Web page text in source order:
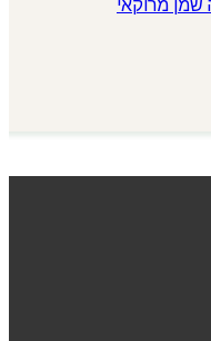
מרוקאי